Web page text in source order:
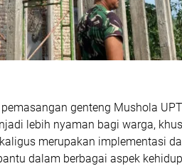
genteng Mushola
lebih nyaman bagi warga,
merupakan implementasi
dalam berbagai aspek